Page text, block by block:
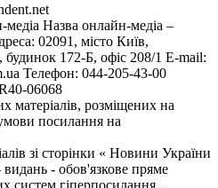
Назва онлайн-медіа –
02091, місто Київ,
172-Б, офіс 208/1 E-mail:
Телефон: 044-205-43-00
06068
матеріалів, розміщених на
посилання на
зі сторінки « Новини України
видань - обов'язкове пряме
систем гіперпосилання .